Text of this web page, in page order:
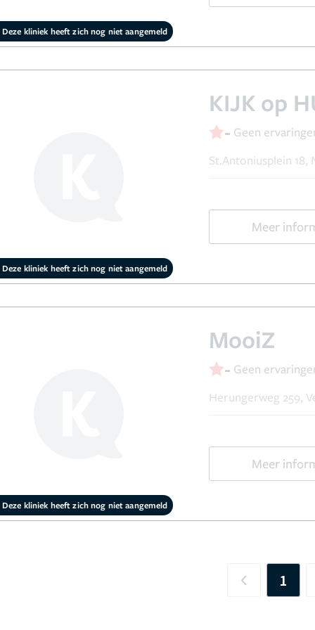
Deze kliniek heeft zich nog niet aangemeld
Deze kliniek heeft zich nog niet aangemeld
KIJK op
- Geen
St.Antoniusplein 18,
Meer
Deze kliniek heeft zich nog niet aangemeld
MooiZ
- Geen
Herungerweg 259,
Meer
Previous
1